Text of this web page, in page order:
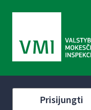
Prisijungti